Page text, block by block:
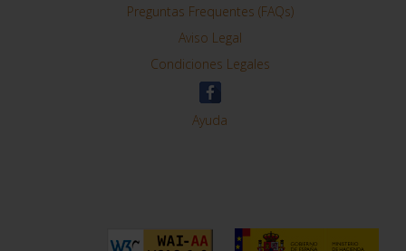
Preguntas Frequentes (FAQs)
Aviso Legal
Condiciones Legales
Ayuda